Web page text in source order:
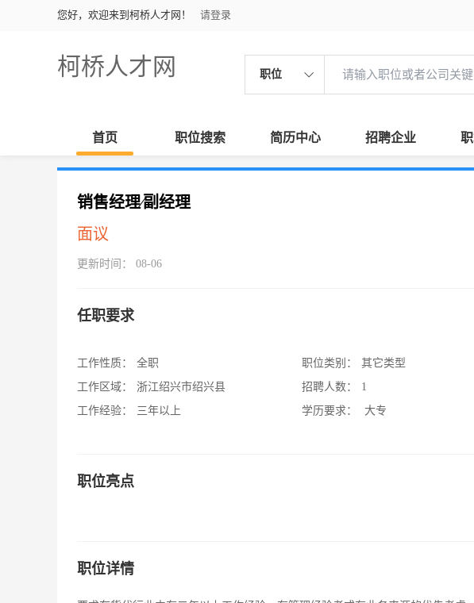
您好，欢迎来到柯桥人才网！ 请登录
柯桥人才网 职位
首页 职位搜索 简历中心 招聘企业
销售经理∕副经理
面议
更新时间： 08-06
任职要求
工作性质：
全职
工作区域：
浙江绍兴市绍兴县
工作经验：
三年以上
职位类别：
其它类型
招聘人数：
1
学历要求：
大专
职位亮点
职位详情